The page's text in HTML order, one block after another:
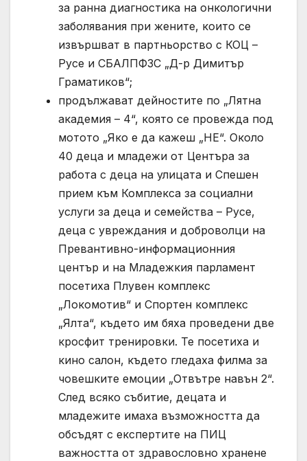
за ранна диагностика на онкологични
заболявания при жените, които се
извършват в партньорство с КОЦ –
Русе и СБАЛПФЗС „Д-р Димитър
Граматиков“;
продължават дейностите по „Лятна
академия – 4“, която се провежда под
мотото „Яко е да кажеш „НЕ“. Около
40 деца и младежи от Центъра за
работа с деца на улицата и Спешен
прием към Комплекса за социални
услуги за деца и семейства – Русе,
деца с увреждания и доброволци на
Превантивно-информационния
център и на Младежкия парламент
посетиха Плувен комплекс
„Локомотив“ и Спортен комплекс
„Ялта“, където им бяха проведени две
кросфит тренировки. Те посетиха и
кино салон, където гледаха филма за
човешките емоции „Отвътре навън 2“.
След всяко събитие, децата и
младежите имаха възможността да
обсъдят с експертите на ПИЦ
важността от здравословно хранене